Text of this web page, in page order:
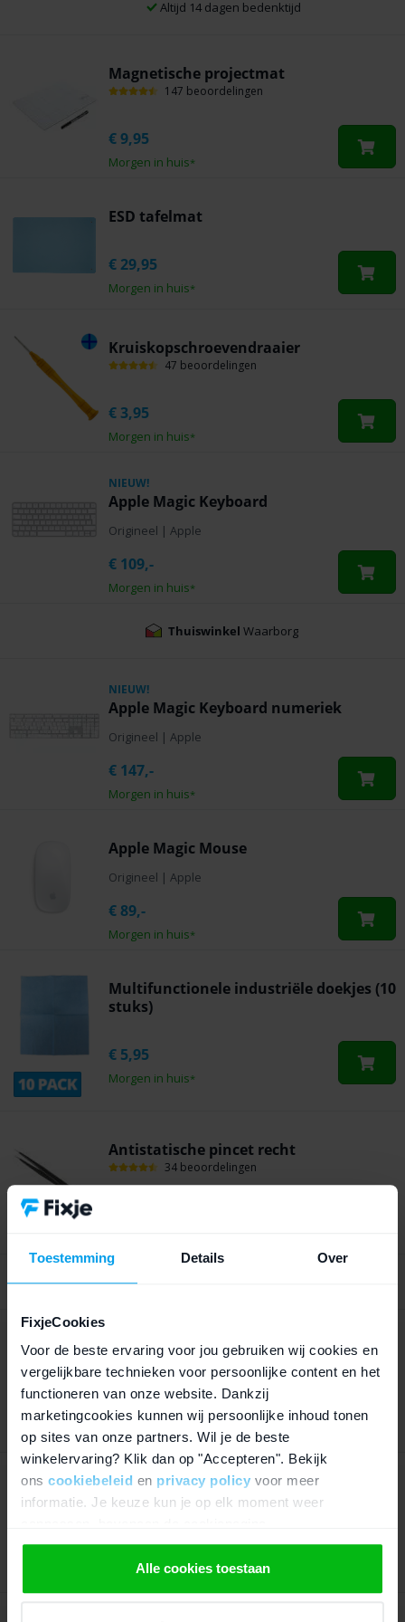
Toestemming Details Over
FixjeCookies
Voor de beste ervaring voor jou gebruiken wij cookies en
vergelijkbare technieken voor persoonlijke content en het
functioneren van onze website. Dankzij
marketingcookies kunnen wij persoonlijke inhoud tonen
op sites van onze partners. Wil je de beste
winkelervaring? Klik dan op "Accepteren". Bekijk
ons cookiebeleid en privacy policy voor meer
informatie. Je keuze kun je op elk moment weer
We werken samen met21 derdendie uw gegevens
kunnen ontvangen en verwerken.
Alle cookies toestaan
Magnetische projectmat
147 beoordelingen
Morgen in huis*
€9,95
ESD tafelmat
Morgen in huis*
€ 29,95
Altijd 14 dagen bedenktijd
Kruiskopschroevendraaier
47 beoordelingen
Morgen in huis*
€3,95
NIEUW!
Apple Magic Keyboard
Origineel | Apple
Morgen in huis*
€ 109,-
NIEUW!
Apple Magic Keyboard numeriek
Origineel | Apple
Morgen in huis*
€ 147,-
Apple Magic Mouse
Origineel | Apple
Morgen in huis*
€89,-
ThuiswinkelWaarborg
Multifunctionele industriële doekjes (10
stuks)
Morgen in huis*
€ 5,95
Antistatische pincet recht
34 beoordelingen
Antistatische pincet gebogen
Morgen in huis*
€3,95
Arctic Cooling ArctiClean
Morgen in huis*
Altijd 14 dagen bedenktijd